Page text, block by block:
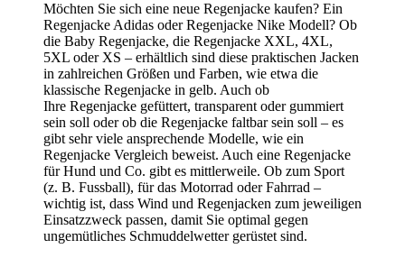
Möchten Sie sich eine neue Regenjacke kaufen? Ein
Regenjacke Adidas oder Regenjacke Nike Modell? Ob
die Baby Regenjacke, die Regenjacke XXL, 4XL,
5XL oder XS – erhältlich sind diese praktischen Jacken
in zahlreichen Größen und Farben, wie etwa die
klassische Regenjacke in gelb. Auch ob
Ihre Regenjacke gefüttert, transparent oder gummiert
sein soll oder ob die Regenjacke faltbar sein soll – es
gibt sehr viele ansprechende Modelle, wie ein
Regenjacke Vergleich beweist. Auch eine Regenjacke
für Hund und Co. gibt es mittlerweile. Ob zum Sport
(z. B. Fussball), für das Motorrad oder Fahrrad –
wichtig ist, dass Wind und Regenjacken zum jeweiligen
Einsatzzweck passen, damit Sie optimal gegen
ungemütliches Schmuddelwetter gerüstet sind.